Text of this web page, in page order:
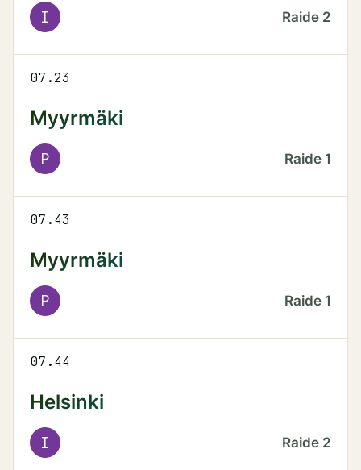
I Raide 2
07.23
Myyrmäki
P Raide 1
07.43
Myyrmäki
P Raide 1
07.44
Helsinki
I Raide 2